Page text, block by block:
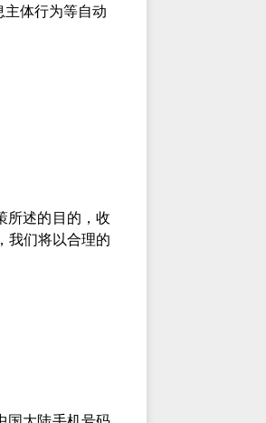
体行为等自动
所述的目的，收
我们将以合理的